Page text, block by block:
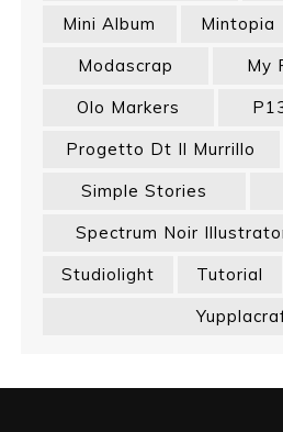
Mini Album
Mintopia
Modascrap
My
Olo Markers
Progetto Dt Il Murrillo
Simple Stories
Spectrum Noir
Studiolight
Tutorial